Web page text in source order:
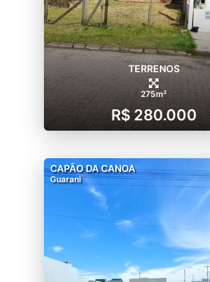
TERRENOS
275m²
R$ 280.000
CAPÃO DA CANOA
Guarani